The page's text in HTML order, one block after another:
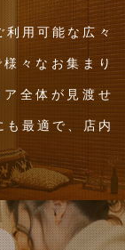
利用可能な広々
々なお集まり
全体が見渡せ
最適で、店内